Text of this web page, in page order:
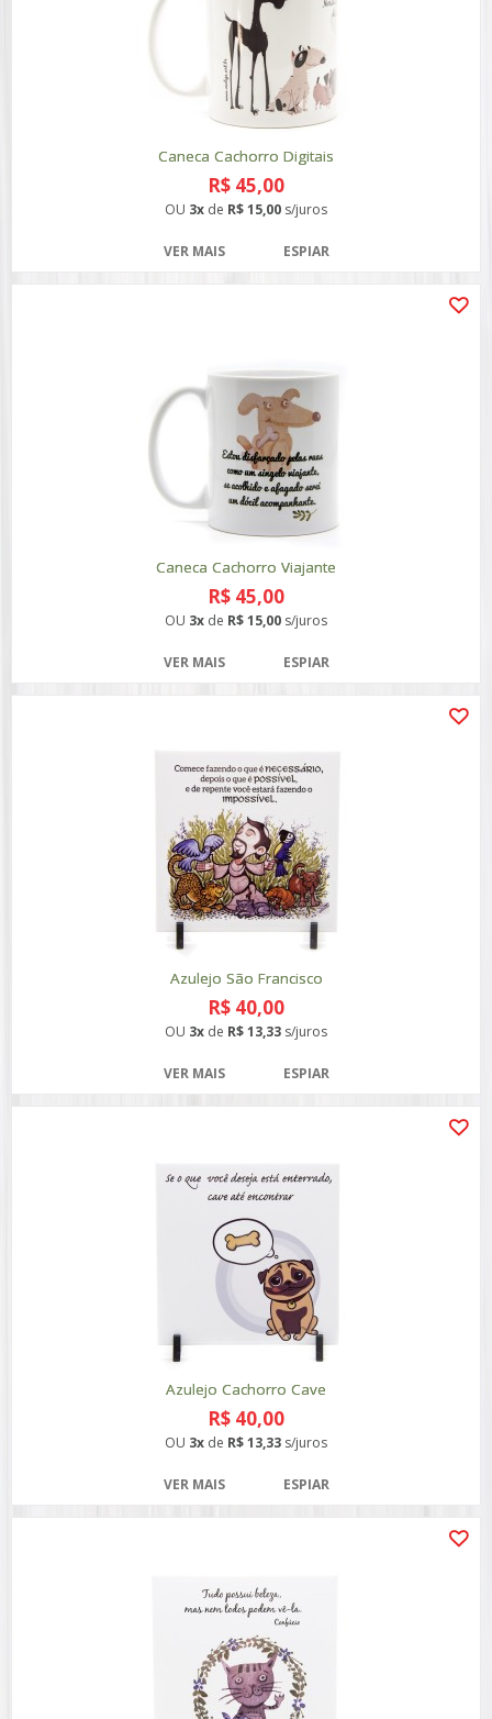
Caneca Cachorro Digitais
R$ 45,00
OU 3x de R$ 15,00 s/juros
VER MAIS ESPIAR
Caneca Cachorro Viajante
R$ 45,00
OU 3x de R$ 15,00 s/juros
VER MAIS ESPIAR
Azulejo São Francisco
R$ 40,00
OU 3x de R$ 13,33 s/juros
VER MAIS ESPIAR
Azulejo Cachorro Cave
R$ 40,00
OU 3x de R$ 13,33 s/juros
VER MAIS ESPIAR